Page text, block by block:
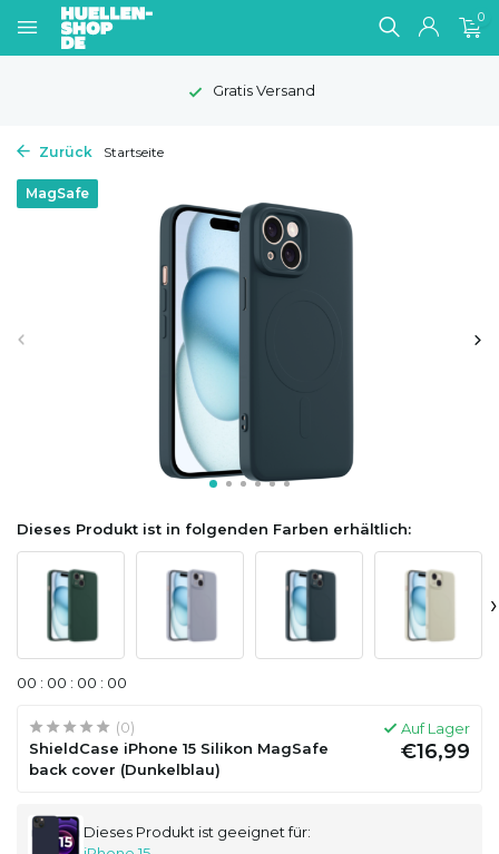
0
Gratis Versand
Zurück Startseite
MagSafe
Dieses Produkt ist in folgenden Farben erhältlich:
›
00 : 00 : 00 : 00
(0)
ShieldCase iPhone 15 Silikon MagSafe
back cover (Dunkelblau)
Auf Lager
€16,99
Dieses Produkt ist geeignet für: